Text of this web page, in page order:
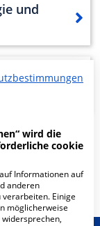
und
und
7
wird die
cookie
Informationen auf
anderen
Einige
möglicherweise